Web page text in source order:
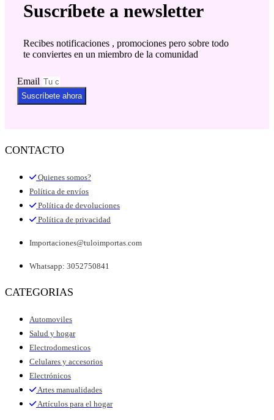
Suscríbete a newsletter
Recibes notificaciones , promociones pero sobre todo
te conviertes en un miembro de la comunidad
Email
Suscríbete ahora
CONTACTO
Quienes somos?
Política de envíos
Política de devoluciones
Política de privacidad
Importaciones@tuloimportas.com
Whatsapp: 3052750841
CATEGORIAS
Automoviles
Salud y hogar
Electrodomesticos
Celulares y accesorios
Electrónicos
Artes manualidades
Artículos para el hogar